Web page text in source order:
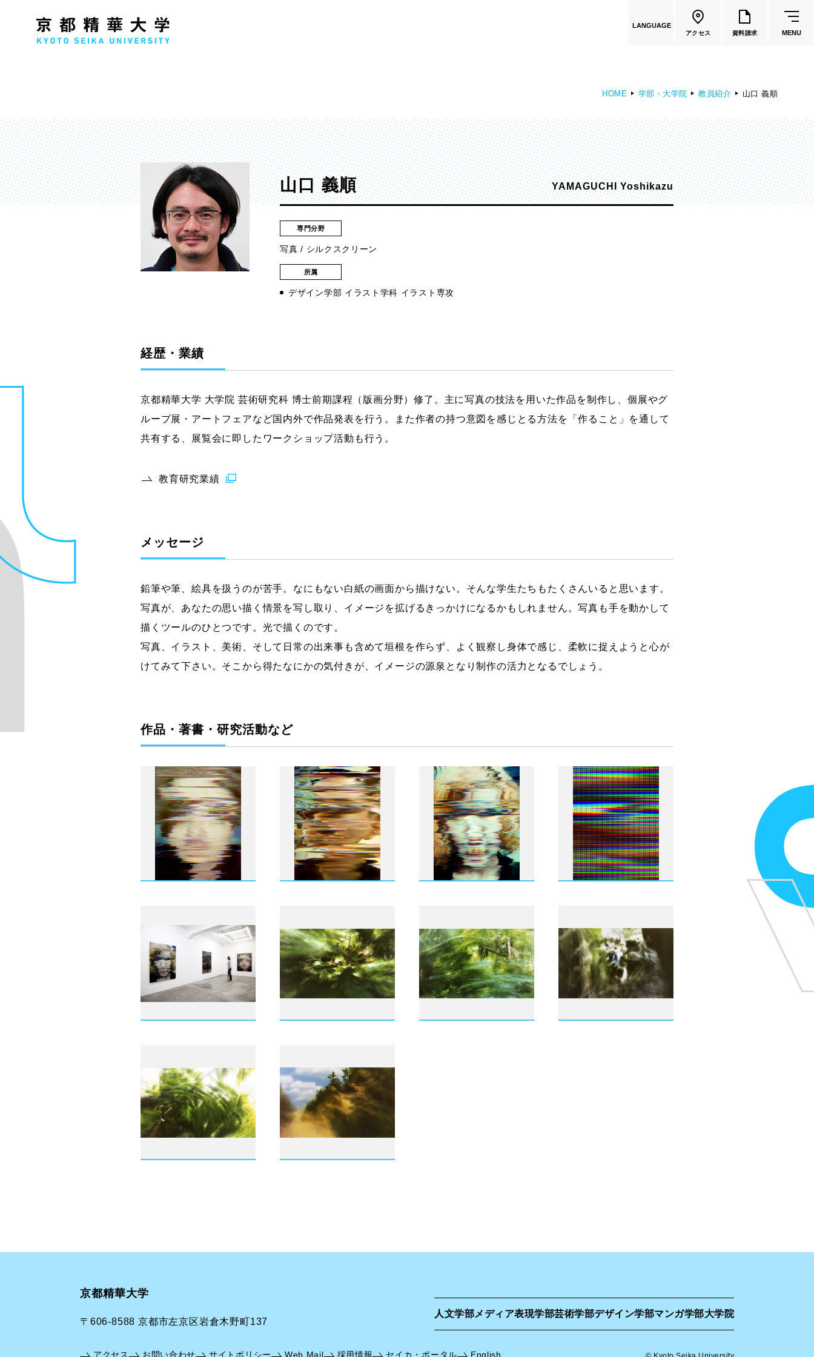
LANGUAGE
アクセス 資料請求 MENU
人文学部
歴史コース
文学コース
社会コース
国際文化コース
国際日本学コース
メディア表現学部
メディア表現学科
芸術学部
造形学科
デザイン学部
プロダクトデザイン学科
マンガ学部
ストーリーマンガコース
芸術研究科
共通教育
教員一覧
国際文化学部
HOME 学部・大学院 教員紹介 山口 義順
山口 義順 YAMAGUCHI Yoshikazu
専門分野
写真 / シルクスクリーン
所属
デザイン学部 イラスト学科 イラスト専攻
経歴・業績
京都精華大学 大学院 芸術研究科 博士前期課程（版画分野）修了。主に写真の技法を用いた作品を制作し、個展やグ
ループ展・アートフェアなど国内外で作品発表を行う。また作者の持つ意図を感じとる方法を「作ること」を通して
共有する、展覧会に即したワークショップ活動も行う。
教育研究業績
メッセージ
鉛筆や筆、絵具を扱うのが苦手。なにもない白紙の画面から描けない。そんな学生たちもたくさんいると思います。
写真が、あなたの思い描く情景を写し取り、イメージを拡げるきっかけになるかもしれません。写真も手を動かして
描くツールのひとつです。光で描くのです。
写真、イラスト、美術、そして日常の出来事も含めて垣根を作らず、よく観察し身体で感じ、柔軟に捉えようと心が
けてみて下さい。そこから得たなにかの気付きが、イメージの源泉となり制作の活力となるでしょう。
作品・著書・研究活動など
京都精華大学
〒606-8588 京都市左京区岩倉木野町137
人文学部メディア表現学部芸術学部デザイン学部マンガ学部大学院
アクセス お問い合わせ サイトポリシー Web Mail 採用情報 セイカ・ポータル English